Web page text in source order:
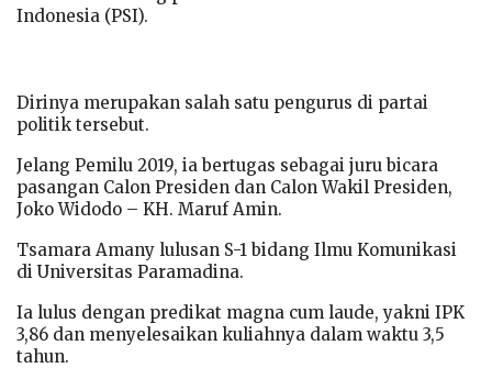
Indonesia (PSI).
Dirinya merupakan salah satu pengurus di partai
politik tersebut.
Jelang Pemilu 2019, ia bertugas sebagai juru bicara
pasangan Calon Presiden dan Calon Wakil Presiden,
Joko Widodo – KH. Maruf Amin.
Tsamara Amany lulusan S-1 bidang Ilmu Komunikasi
di Universitas Paramadina.
Ia lulus dengan predikat magna cum laude, yakni IPK
3,86 dan menyelesaikan kuliahnya dalam waktu 3,5
tahun.